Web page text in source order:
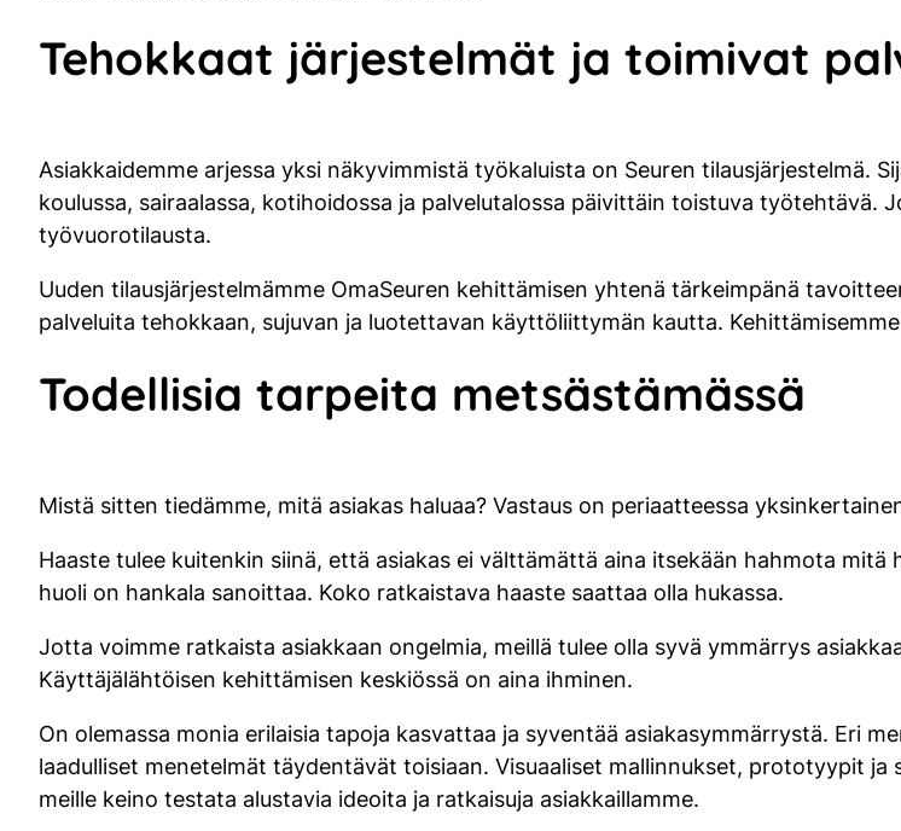
Tehokkaat järjestelmät ja toimivat
Asiakkaidemme arjessa yksi näkyvimmistä työkaluista on Seuren tilausjärjestelmä.
koulussa, sairaalassa, kotihoidossa ja palvelutalossa päivittäin toistuva työtehtävä.
työvuorotilausta.
Uuden tilausjärjestelmämme OmaSeuren kehittämisen yhtenä tärkeimpänä
palveluita tehokkaan, sujuvan ja luotettavan käyttöliittymän kautta.
Todellisia tarpeita metsästämässä
Mistä sitten tiedämme, mitä asiakas haluaa? Vastaus on periaatteessa
Haaste tulee kuitenkin siinä, että asiakas ei välttämättä aina itsekään hahmota
huoli on hankala sanoittaa. Koko ratkaistava haaste saattaa olla hukassa.
Jotta voimme ratkaista asiakkaan ongelmia, meillä tulee olla syvä ymmärrys
Käyttäjälähtöisen kehittämisen keskiössä on aina ihminen.
On olemassa monia erilaisia tapoja kasvattaa ja syventää asiakasymmärrystä. Eri
laadulliset menetelmät täydentävät toisiaan. Visuaaliset mallinnukset, prototyypit
meille keino testata alustavia ideoita ja ratkaisuja asiakkaillamme.